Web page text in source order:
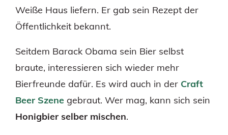
Weiße Haus liefern. Er gab sein Rezept der
Öffentlichkeit bekannt.
Seitdem Barack Obama sein Bier selbst
braute, interessieren sich wieder mehr
Bierfreunde dafür. Es wird auch in der Craft
Beer Szene gebraut. Wer mag, kann sich sein
Honigbier selber mischen.